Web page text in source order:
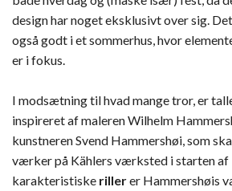
design har noget eksklusivt over sig.
også godt i et sommerhus, hvor
er i fokus.
I modsætning til hvad mange tror, er
inspireret af maleren Wilhelm
kunstneren Svend Hammershøi, som
værker på Kählers værksted i starten
karakteristiske rillerer Hammershøis